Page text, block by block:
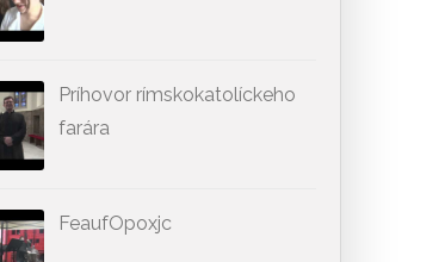
Príhovor rímskokatolíckeho
farára
FeaufOpoxjc